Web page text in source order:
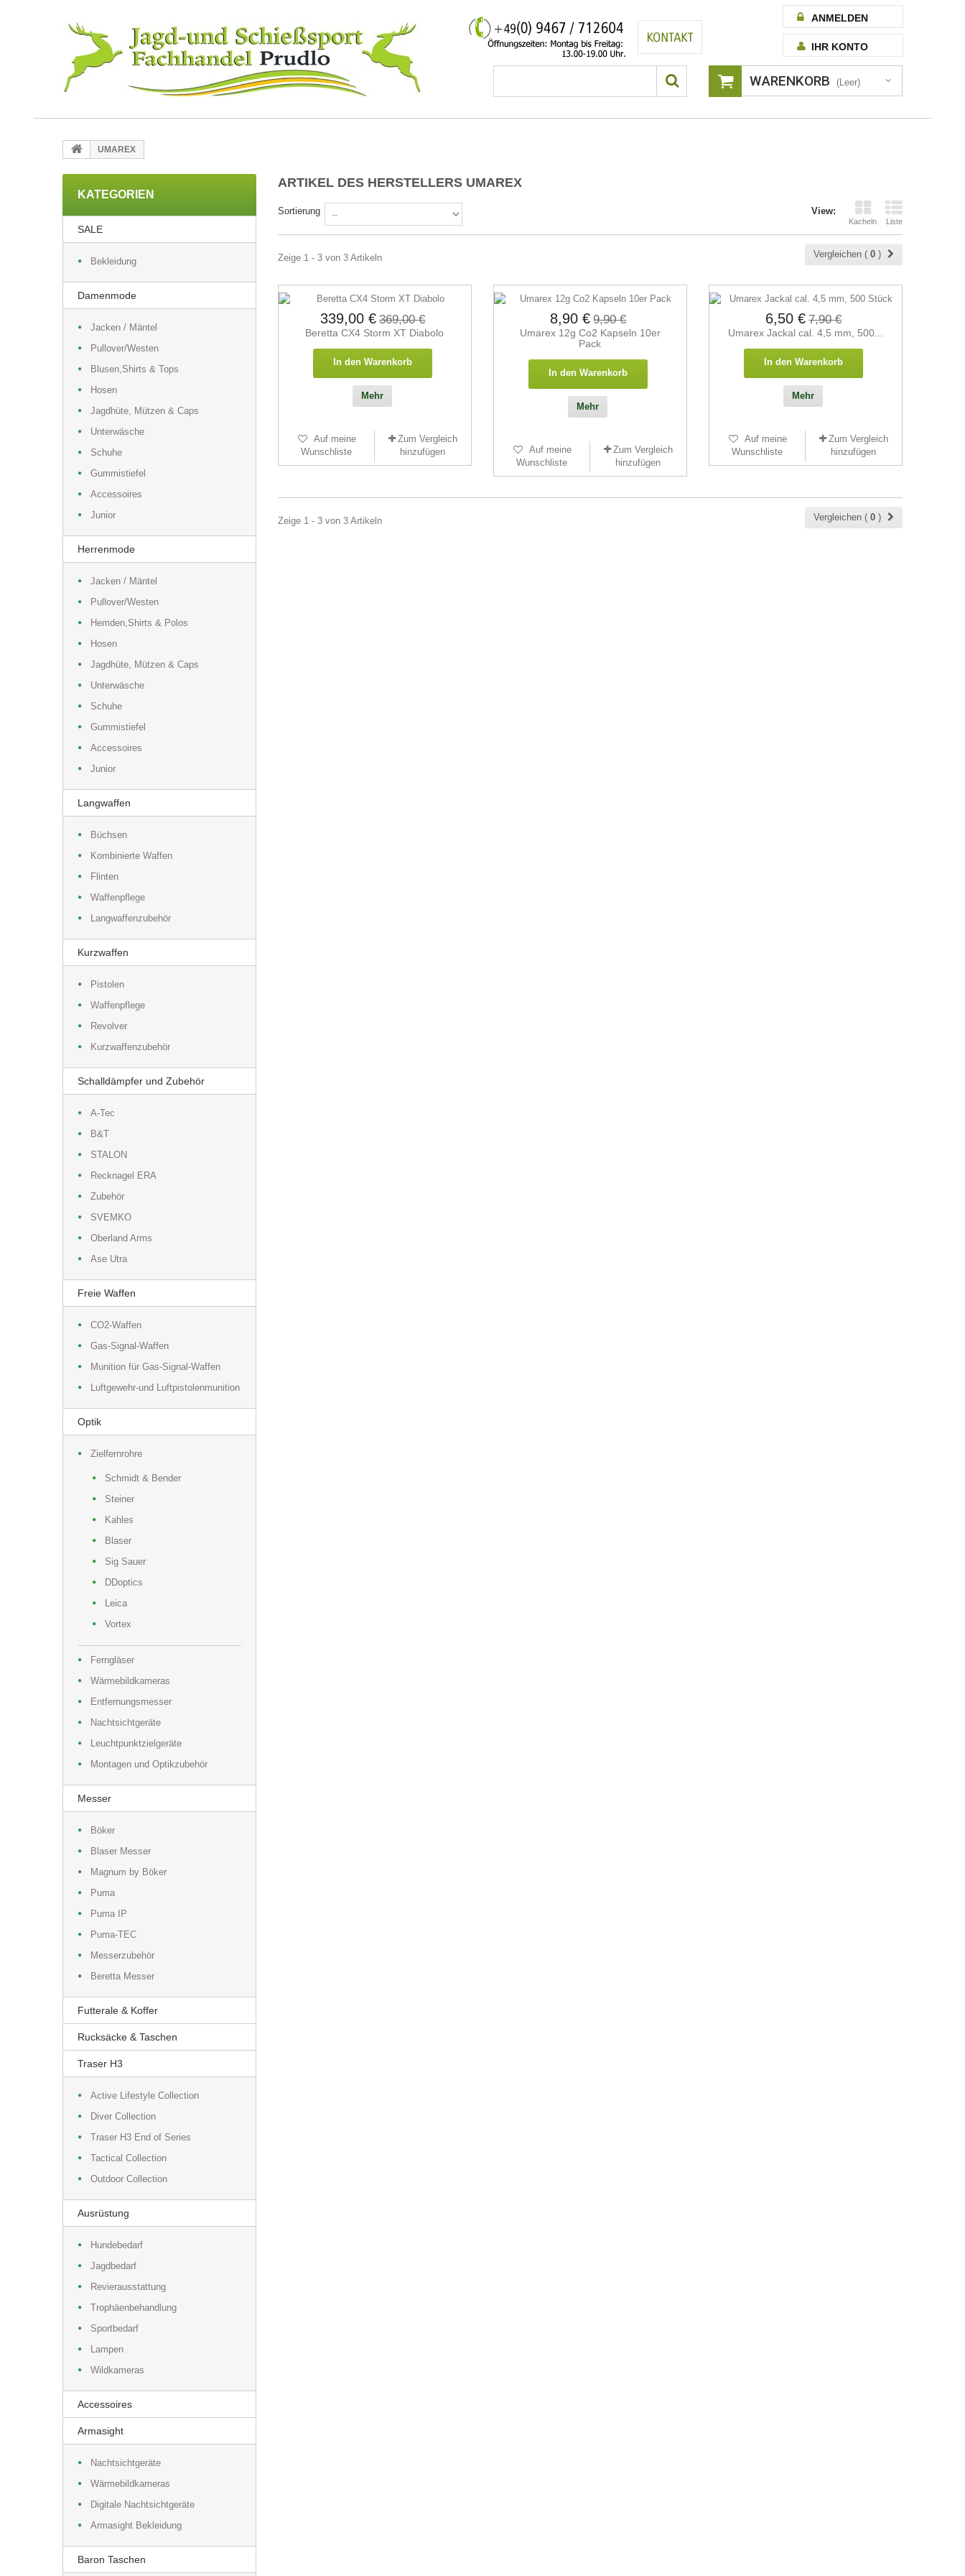
ANMELDEN
IHR KONTO
WARENKORB (Leer)
UMAREX
KATEGORIEN
SALE
Bekleidung
Damenmode
Jacken / Mäntel
Pullover/Westen
Blusen,Shirts & Tops
Hosen
Jagdhüte, Mützen & Caps
Unterwäsche
Schuhe
Gummistiefel
Accessoires
Junior
Herrenmode
Jacken / Mäntel
Pullover/Westen
Hemden,Shirts & Polos
Hosen
Jagdhüte, Mützen & Caps
Unterwäsche
Schuhe
Gummistiefel
Accessoires
Junior
Langwaffen
Büchsen
Kombinierte Waffen
Flinten
Waffenpflege
Langwaffenzubehör
Kurzwaffen
Pistolen
Waffenpflege
Revolver
Kurzwaffenzubehör
Schalldämpfer und Zubehör
A-Tec
B&T
STALON
Recknagel ERA
Zubehör
SVEMKO
Oberland Arms
Ase Utra
Freie Waffen
CO2-Waffen
Gas-Signal-Waffen
Munition für Gas-Signal-Waffen
Luftgewehr-und Luftpistolenmunition
Optik
Zielfernrohre
Schmidt & Bender
Steiner
Kahles
Blaser
Sig Sauer
DDoptics
Leica
Vortex
Ferngläser
Wärmebildkameras
Entfernungsmesser
Nachtsichtgeräte
Leuchtpunktzielgeräte
Montagen und Optikzubehör
Messer
Böker
Blaser Messer
Magnum by Böker
Puma
Puma IP
Puma-TEC
Messerzubehör
Beretta Messer
Futterale & Koffer
Rucksäcke & Taschen
Traser H3
Active Lifestyle Collection
Diver Collection
Traser H3 End of Series
Tactical Collection
Outdoor Collection
Ausrüstung
Hundebedarf
Jagdbedarf
Revierausstattung
Trophäenbehandlung
Sportbedarf
Lampen
Wildkameras
Accessoires
Armasight
Nachtsichtgeräte
Wärmebildkameras
Digitale Nachtsichtgeräte
Armasight Bekleidung
Baron Taschen
ARTIKEL DES HERSTELLERS UMAREX
View:
Kacheln Liste
Sortierung
Vergleichen ( 0 )
Zeige 1 - 3 von 3 Artikeln
339,00 € 369,00 €
Beretta CX4 Storm XT Diabolo
In den Warenkorb
Mehr
Auf meine
Wunschliste
Zum Vergleich
hinzufügen
8,90 € 9,90 €
Umarex 12g Co2 Kapseln 10er
Pack
In den Warenkorb
Mehr
Auf meine
Wunschliste
Zum Vergleich
hinzufügen
6,50 € 7,90 €
Umarex Jackal cal. 4,5 mm, 500...
In den Warenkorb
Mehr
Auf meine
Wunschliste
Zum Vergleich
hinzufügen
Vergleichen ( 0 )
Zeige 1 - 3 von 3 Artikeln